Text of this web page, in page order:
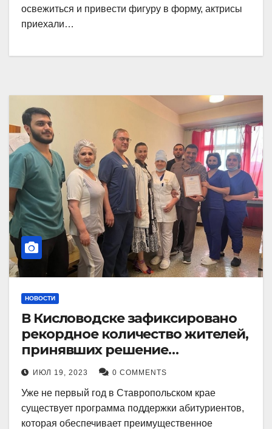
освежиться и привести фигуру в форму, актрисы
приехали…
НОВОСТИ
В Кисловодске зафиксировано
рекордное количество жителей,
принявших решение
воспользоваться
установленными мерами, с
целью поступления в
медицинский вуз в районе.
ИЮЛ 19, 2023 0 COMMENTS
Уже не первый год в Ставропольском крае
существует программа поддержки абитуриентов,
которая обеспечивает преимущественное